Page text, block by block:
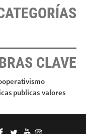
CLAVE
publicas valores